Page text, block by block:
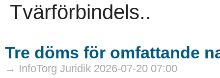
Tvärförbindels..
Tre döms för omfattande
→ InfoTorg Juridik 2026-07-20 07:00